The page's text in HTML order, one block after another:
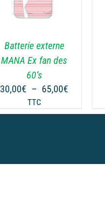
Batterie externe
MANA Ex fan des
60’s
30,00€ – 65,00€
prix :
TTC
A
LES
OPTIONS
PEUVENT
ÊTRE
CHOISIES
SUR
LA